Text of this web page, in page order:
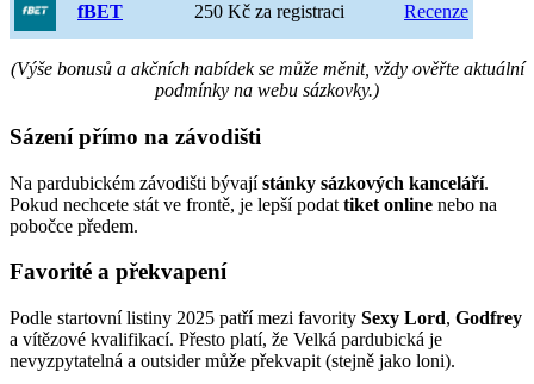
fBET 250 Kč za registraci Recenze
(Výše bonusů a akčních nabídek se může měnit, vždy ověřte aktuální
podmínky na webu sázkovky.)
Sázení přímo na závodišti
Na pardubickém závodišti bývajístánky sázkových kanceláří.
Pokud nechcete stát ve frontě, je lepší podat tiket online nebo na
pobočce předem.
Favorité a překvapení
Podle startovní listiny 2025 patří mezi favority Sexy Lord, Godfrey
a vítězové kvalifikací. Přesto platí, že Velká pardubická je
nevyzpytatelná a outsider může překvapit (stejně jako loni).